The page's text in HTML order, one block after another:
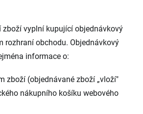
vyplní kupující objednávkový
rozhraní obchodu. Objednávkový
informace o:
zboží (objednávané zboží „vloží"
nákupního košíku webového